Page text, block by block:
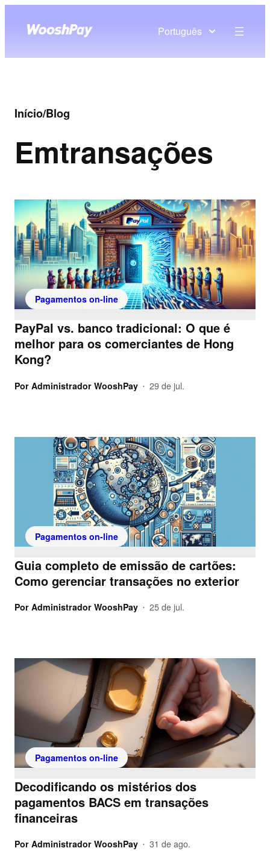
Português
Início/Blog
Emtransações
Pagamentos on-line
PayPal vs. banco tradicional: O que é
melhor para os comerciantes de Hong
Kong?
Por Administrador WooshPay • 29 de jul.
Pagamentos on-line
Guia completo de emissão de cartões:
Como gerenciar transações no exterior
Por Administrador WooshPay • 25 de jul.
Pagamentos on-line
Decodificando os mistérios dos
pagamentos BACS em transações
financeiras
Por Administrador WooshPay • 31 de ago.